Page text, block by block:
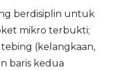
berdisiplin untuk
mikro terbukti;
(kelangkaan,
baris kedua